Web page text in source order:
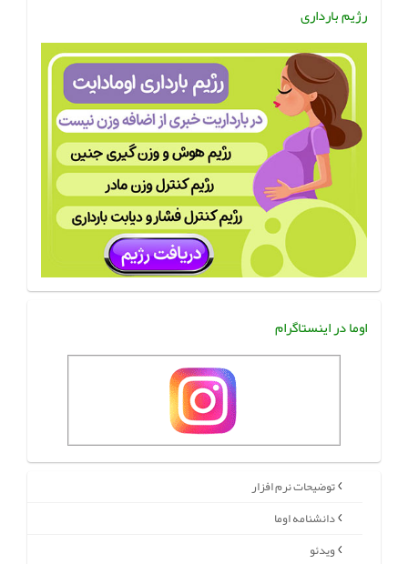
رژیم بارداری
اوما در اینستاگرام
توضیحات نرم افزار
دانشنامه اوما
ویدئو